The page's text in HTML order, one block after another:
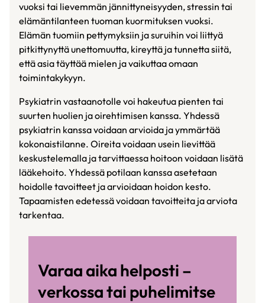
vuoksi tai lievemmän jännittyneisyyden, stressin tai
elämäntilanteen tuoman kuormituksen vuoksi.
Elämän tuomiin pettymyksiin ja suruihin voi liittyä
pitkittynyttä unettomuutta, kireyttä ja tunnetta siitä,
että asia täyttää mielen ja vaikuttaa omaan
toimintakykyyn.
Psykiatrin vastaanotolle voi hakeutua pienten tai
suurten huolien ja oirehtimisen kanssa. Yhdessä
psykiatrin kanssa voidaan arvioida ja ymmärtää
kokonaistilanne. Oireita voidaan usein lievittää
keskustelemalla ja tarvittaessa hoitoon voidaan lisätä
lääkehoito. Yhdessä potilaan kanssa asetetaan
hoidolle tavoitteet ja arvioidaan hoidon kesto.
Tapaamisten edetessä voidaan tavoitteita ja arviota
tarkentaa.
Varaa aika helposti –
verkossa tai puhelimitse